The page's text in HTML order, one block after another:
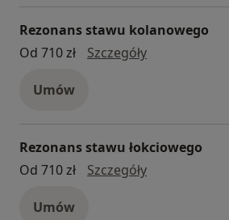
Rezonans stawu kolanowego
Od 710 zł
SzczegółyRezonans
Umów
Rezonans stawu łokciowego
Od 710 zł
SzczegółyRezonans
Umów